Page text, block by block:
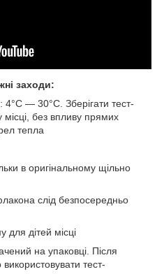
заходи:
4°C — 30°C. Зберігати тест-
без впливу прямих
тепла
в оригінальному щільно
слід безпосередньо
для дітей місці
на упаковці. Після
використовувати тест-